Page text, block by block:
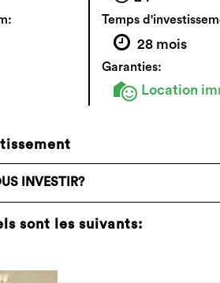
Temps
28 mois
Garanties:
Location
sont les suivants: